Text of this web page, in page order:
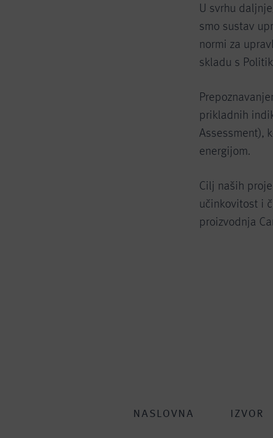
U svrhu
smo sustav
normi za
skladu s
prikladnih
Assessment),
energijom.
Cilj naših
učinkovitost i
proizvodnja
NASLOVNA IZVOR